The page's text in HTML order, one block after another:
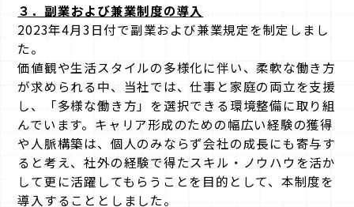
３． 副業および兼業制度の導入
2023年4月3日付で副業および兼業規定を制定しまし
た。
価値観や生活スタイルの多様化に伴い、柔軟な働き方
が求められる中、当社では、仕事と家庭の両立を支援
し、「多様な働き方」を選択できる環境整備に取り組
んでいます。キャリア形成のための幅広い経験の獲得
や人脈構築は、個人のみならず会社の成長にも寄与す
ると考え、社外の経験で得たスキル・ノウハウを活か
して更に活躍してもらうことを目的として、本制度を
導入することとしました。